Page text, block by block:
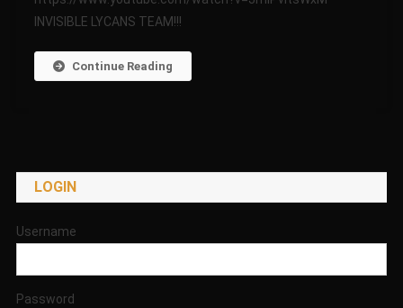
INVISIBLE LYCANS TEAM!!!
Continue Reading
LOGIN
Username
Password